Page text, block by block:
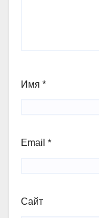
Имя *
Email *
Сайт